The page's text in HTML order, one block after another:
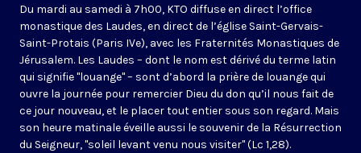
Du mardi au samedi à 7h00, KTO diffuse en direct l’office
monastique des Laudes, en direct de l’église Saint-Gervais-
Saint-Protais (Paris IVe), avec les Fraternités Monastiques de
Jérusalem. Les Laudes – dont le nom est dérivé du terme latin
qui signifie "louange" – sont d’abord la prière de louange qui
ouvre la journée pour remercier Dieu du don qu’il nous fait de
ce jour nouveau, et le placer tout entier sous son regard. Mais
son heure matinale éveille aussi le souvenir de la Résurrection
du Seigneur, "soleil levant venu nous visiter" (Lc 1,28).